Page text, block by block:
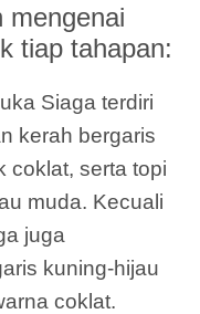
mengenai
tiap tahapan:
Siaga terdiri
kerah bergaris
coklat, serta topi
muda. Kecuali
juga
kuning-hijau
coklat.